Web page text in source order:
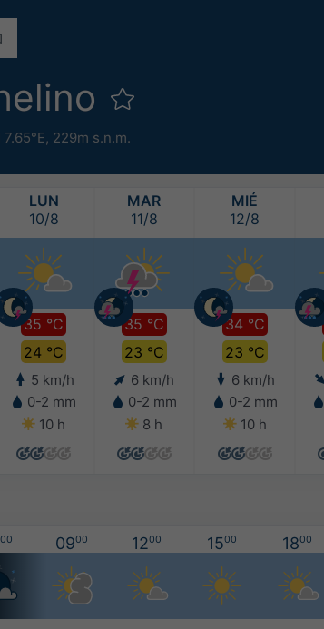
229m s.n.m.
LUN
10/8
35 °C
24 °C
5 km/h
0-2 mm
10 h
MAR
11/8
35 °C
23 °C
6 km/h
0-2 mm
8 h
MIÉ
12/8
34 °C
23 °C
6 km/h
0-2 mm
10 h
00 0900 1200 1500 1800